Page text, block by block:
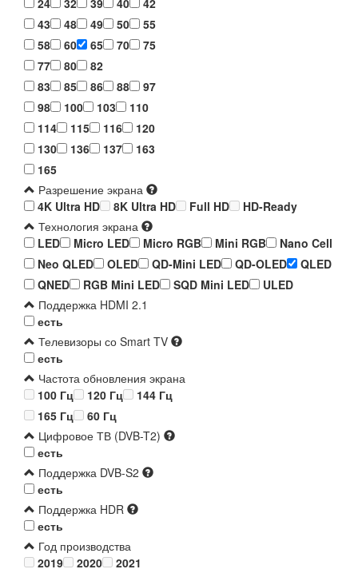
43
48 49 50
55
58
60 65 70
75
77
80
82
83
85 86 88
97
98
100 103
110
114
115 116
120
130
136 137
163
165
Разрешение экрана
4K Ultra HD
8K Ultra HD Full HD
HD-Ready
Технология экрана
LED
Micro LED Micro RGB Mini RGB
Nano Cell
Neo QLED
OLED QD-Mini LED QD-OLED
QLED
QNED
RGB Mini LED SQD Mini LED
ULED
Поддержка HDMI 2.1
есть
Телевизоры со Smart TV
есть
Частота обновления экрана
100 Гц
120 Гц
144 Гц
165 Гц
60 Гц
Цифровое ТВ (DVB-T2)
есть
Поддержка DVB-S2
есть
Поддержка HDR
есть
Год производства
2019
2020
2021